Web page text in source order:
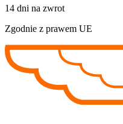
14 dni na zwrot
Zgodnie z prawem UE